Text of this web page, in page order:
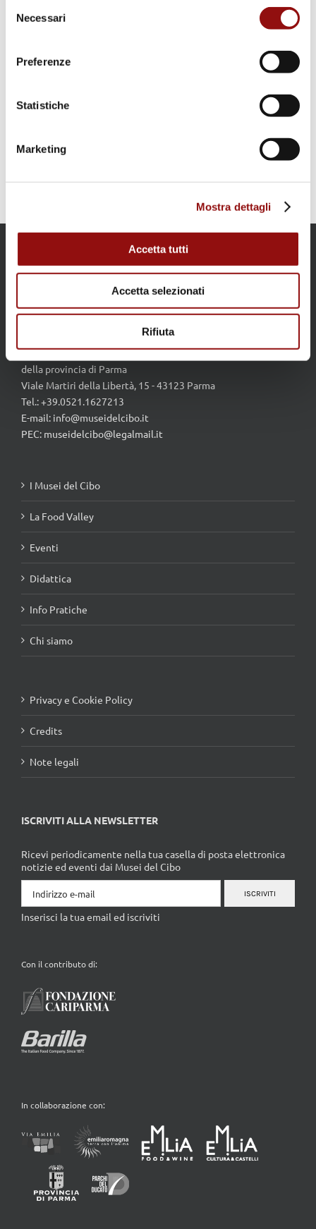
delNecessari
Preferenze
Statistiche
Marketing
Mostra dettagli
Accetta tutti
Accetta selezionati
Rifiuta
Luogo
Museo del Fungo Porcino di Borgotaro
Borgo Val di Taro
MUSEI DEL CIBO
della provincia di Parma
Viale Martiri della Libertà, 15 - 43123 Parma
Tel.: +39.0521.1627213
E-mail: info@museidelcibo.it
PEC: museidelcibo@legalmail.it
I Musei del Cibo
La Food Valley
Eventi
Didattica
Info Pratiche
Chi siamo
Privacy e Cookie Policy
Credits
Note legali
ISCRIVITI ALLA NEWSLETTER
Ricevi periodicamente nella tua casella di posta elettronica
notizie ed eventi dai Musei del Cibo
ISCRIVITI
Inserisci la tua email ed iscriviti
Con il contributo di:
In collaborazione con: